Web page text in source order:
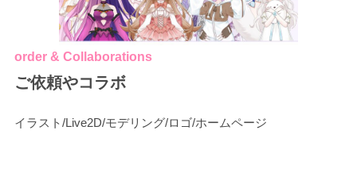
order & Collaborations
ご依頼やコラボ
イラスト/Live2D/モデリング/ロゴ/ホームページ